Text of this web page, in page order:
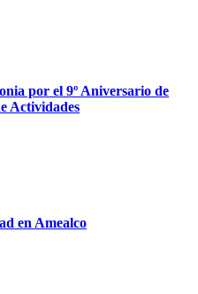
por el 9º Aniversario de
Actividades
en Amealco